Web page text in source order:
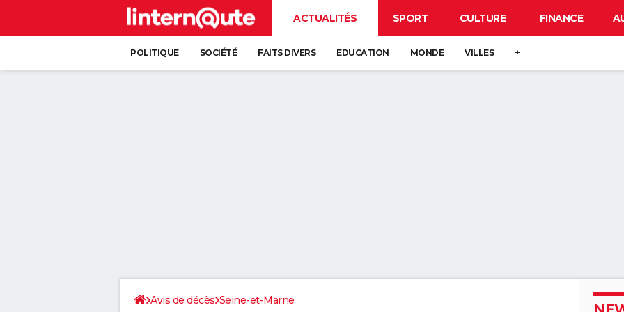
ACTUALITÉS SPORT CULTURE FINANCE
POLITIQUE SOCIÉTÉ FAITS DIVERS EDUCATION MONDE VILLES +
Avis de décès Seine-et-Marne